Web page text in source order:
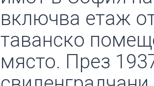
включва етаж
таванско
място. През